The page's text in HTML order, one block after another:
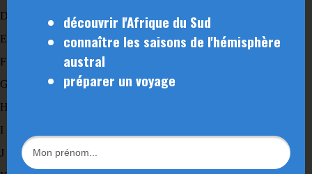
D
E
F
G
H
I
J
découvrir l'Afrique du Sud
connaître les saisons de l'hémisphère
austral
préparer un voyage